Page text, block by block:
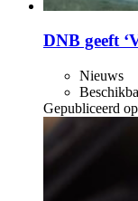
DNB geeft
Nieuws
Gepubliceerd